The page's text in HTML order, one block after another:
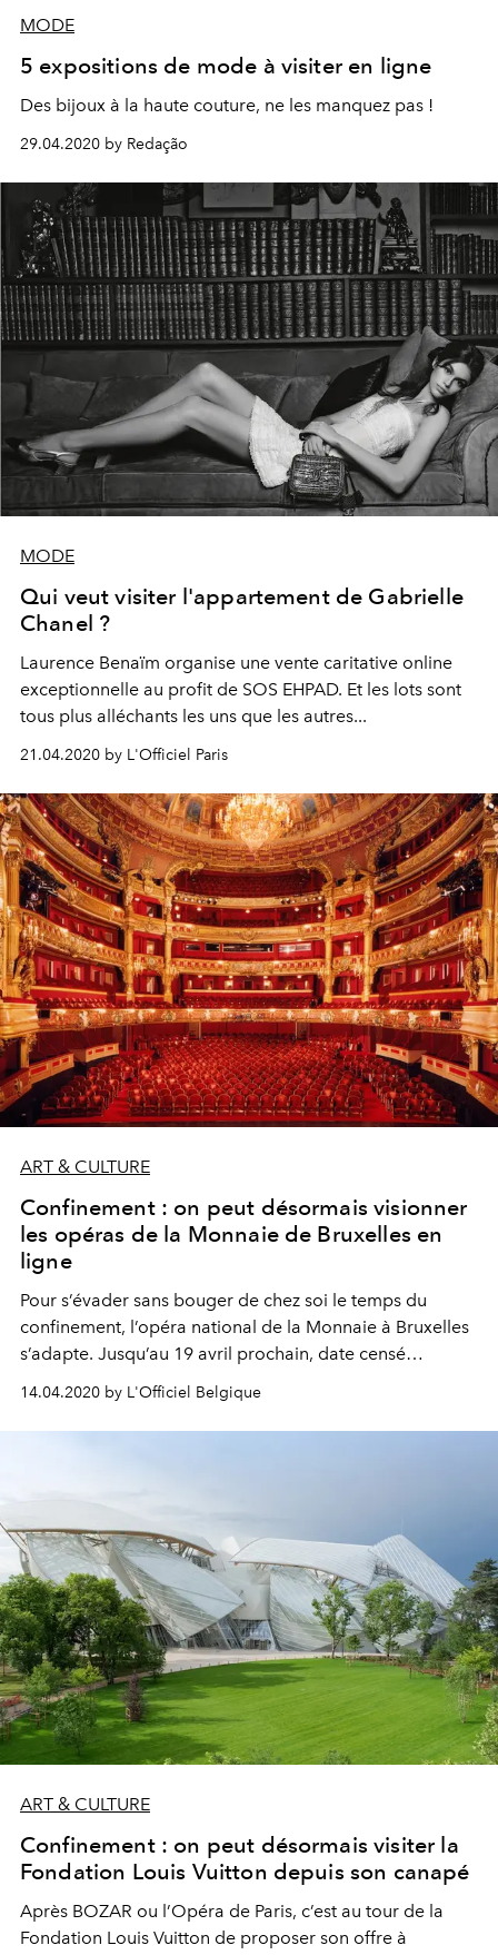
MODE
5 expositions de mode à visiter en ligne
Des bijoux à la haute couture, ne les manquez pas !
29.04.2020 by Redação
MODE
Qui veut visiter l'appartement de Gabrielle
Chanel ?
Laurence Benaïm organise une vente caritative online
exceptionnelle au profit de SOS EHPAD. Et les lots sont
tous plus alléchants les uns que les autres...
21.04.2020 by L'Officiel Paris
ART & CULTURE
Confinement : on peut désormais visionner
les opéras de la Monnaie de Bruxelles en
ligne
Pour s’évader sans bouger de chez soi le temps du
confinement, l’opéra national de la Monnaie à Bruxelles
s’adapte. Jusqu’au 19 avril prochain, date censé
propose gratuitement en ligne ses plus beaux
spectacles, de “La Gioconda” à “Macbeth".
14.04.2020 by L'Officiel Belgique
ART & CULTURE
Confinement : on peut désormais visiter la
Fondation Louis Vuitton depuis son canapé
Après BOZAR ou l’Opéra de Paris, c’est au tour de la
Fondation Louis Vuitton de proposer son offre à